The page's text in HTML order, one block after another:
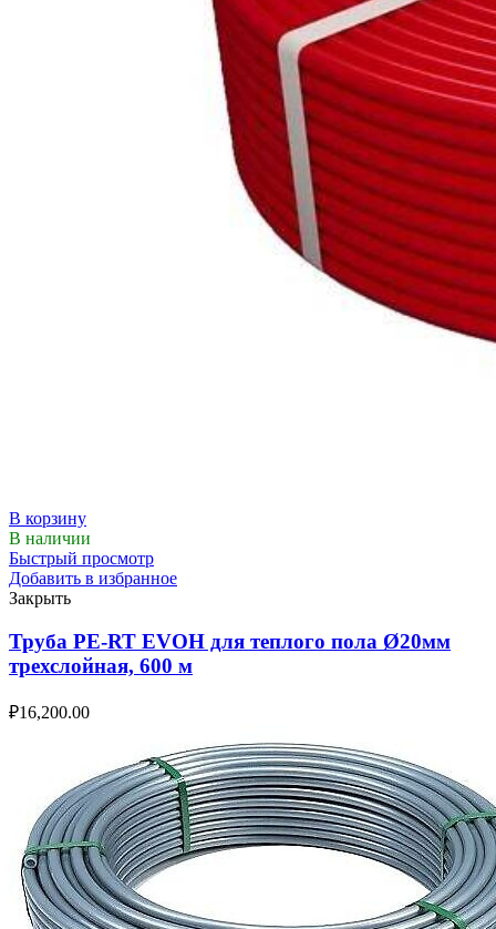
В корзину
В наличии
Быстрый просмотр
Добавить в избранное
Закрыть
Труба PE-RT EVOH для теплого пола Ø20мм
трехслойная, 600 м
₽16,200.00